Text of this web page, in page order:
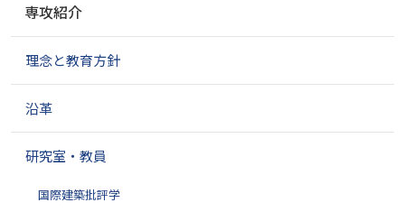
ゲ
シ
ン
専攻紹介
理念と教育方針
沿革
研究室・教員
国際建築批評学